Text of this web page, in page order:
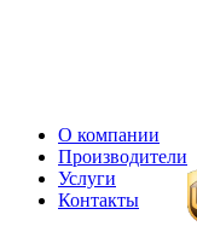
О компании
Производители
Услуги
Контакты